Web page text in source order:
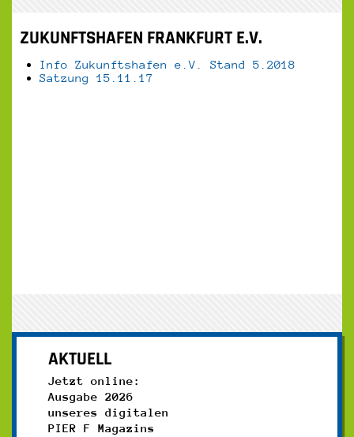
ZUKUNFTSHAFEN FRANKFURT E.V.
Info Zukunftshafen e.V. Stand 5.2018
Satzung 15.11.17
AKTUELL
Jetzt online:
Ausgabe 2026
unseres digitalen
PIER F Magazins